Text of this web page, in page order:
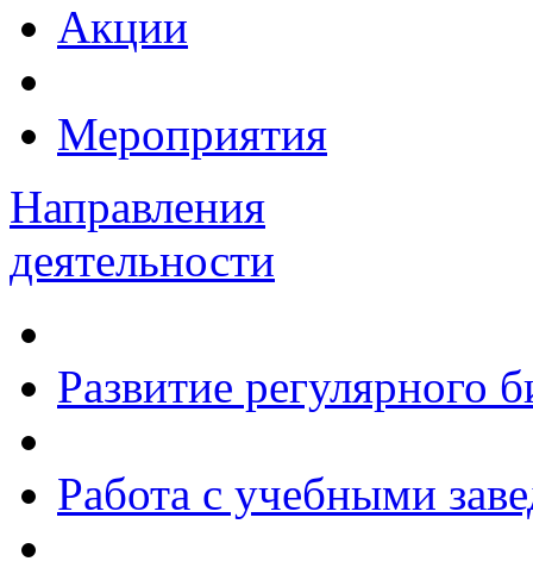
Акции
Мероприятия
Направления
деятельности
Развитие регулярного
Работа с учебными